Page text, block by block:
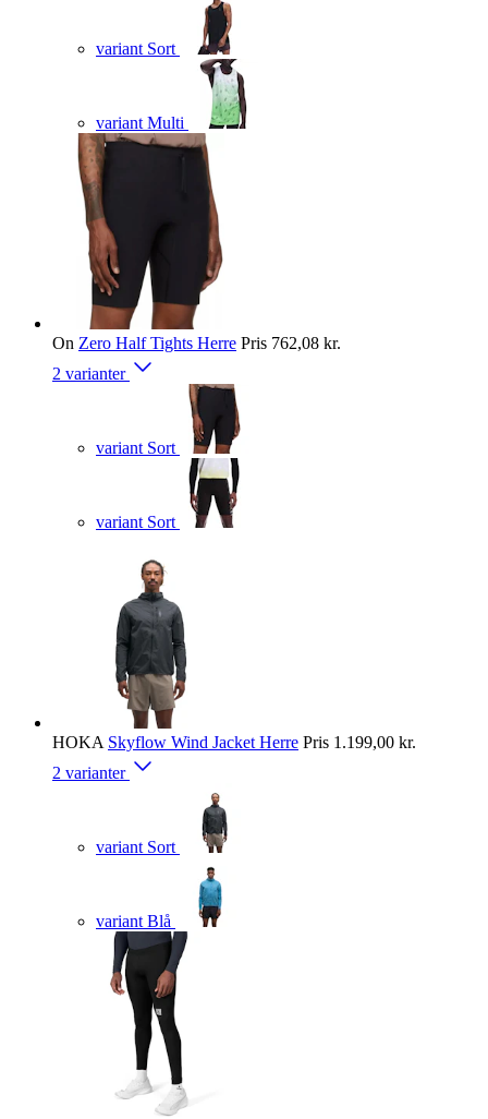
variant Sort
variant Multi
On Zero Half Tights Herre Pris 762,08 kr.
2 varianter
variant Sort
variant Sort
HOKA Skyflow Wind Jacket Herre Pris 1.199,00 kr.
2 varianter
variant Sort
variant Blå